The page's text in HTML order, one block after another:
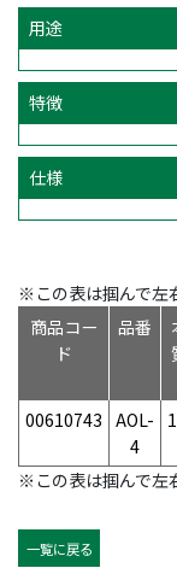
用途
特徴
仕様
※この表は掴んで左
商品コー
ド
品番
00610743 AOL-
4
※この表は掴んで左
一覧に戻る